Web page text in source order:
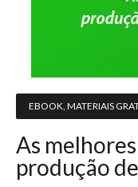
EBOOK MATERIAIS
As
produção